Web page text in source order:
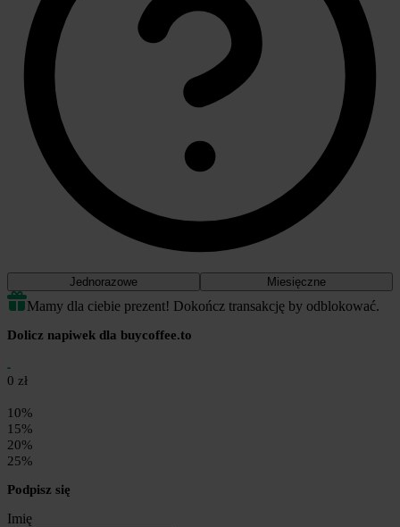
Jednorazowe Miesięczne
Mamy dla ciebie prezent! Dokończ transakcję by odblokować.
Dolicz napiwek dla buycoffee.to
0 zł
10%
15%
20%
25%
Podpisz się
Imię